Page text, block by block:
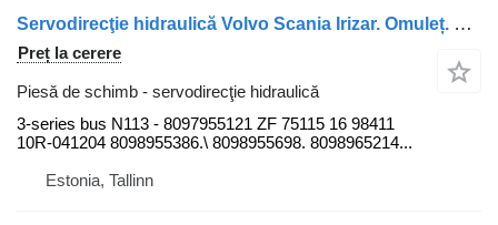
Servodirecţie hidraulică Volvo Scania Irizar. Omuleț. 3-series pentru autobuz Mercedes-Benz o405
Preț la cerere
Piesă de schimb - servodirecţie hidraulică
3-series bus N113 - 8097955121 ZF 75115 16 98411
10R-041204 8098955386.\ 8098955698. 8098965214...
Estonia, Tallinn